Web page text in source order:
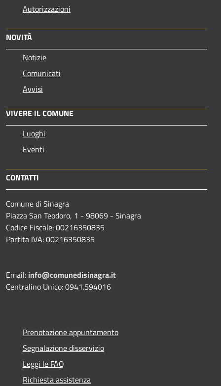
Autorizzazioni
NOVITÀ
Notizie
Comunicati
Avvisi
VIVERE IL COMUNE
Luoghi
Eventi
CONTATTI
Comune di Sinagra
Piazza San Teodoro, 1 - 98069 - Sinagra
Codice Fiscale: 00216350835
Partita IVA: 00216350835
Email: info@comunedisinagra.it
Centralino Unico: 0941.594016
Prenotazione appuntamento
Segnalazione disservizio
Leggi le FAQ
Richiesta assistenza